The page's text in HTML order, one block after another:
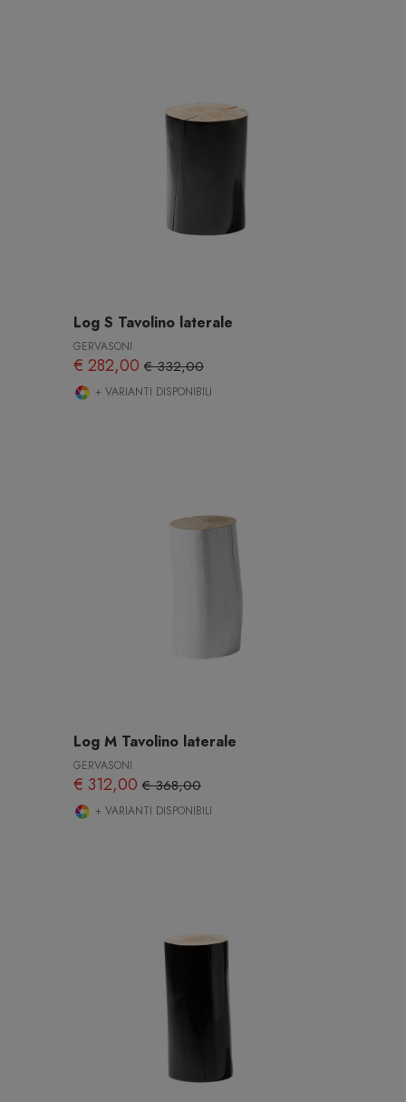
Log S Tavolino laterale
GERVASONI
€ 282,00€ 332,00
+ VARIANTI DISPONIBILI
Log M Tavolino laterale
GERVASONI
€ 312,00€ 368,00
+ VARIANTI DISPONIBILI